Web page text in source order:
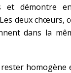
et démontre
deux chœurs,
dans la
homogène